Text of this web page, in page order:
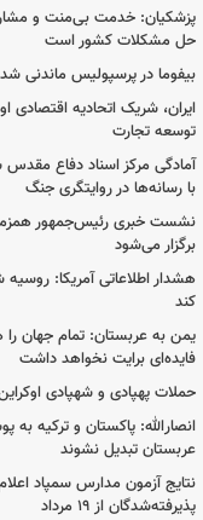
پزشکیان: خدمت بی‌منت و
حل مشکلات کشور است
بیفوما در پرسپولیس ماندنی شد
ایران، شریک اتحادیه اقتصادی
توسعه تجارت
آمادگی مرکز اسناد دفاع مقدس
با رسانه‌ها در روایتگری جنگ
نشست خبری رئیس‌جمهور
برگزار می‌شود
هشدار اطلاعاتی آمریکا: روسیه
کند
یمن به عربستان: تمام جهان
فایده‌ای برایت نخواهد داشت
حملات پهپادی و شهپادی
انصارالله: پاکستان و ترکیه به
عربستان تبدیل نشوند
نتایج آزمون مدارس سمپاد
پذیرفته‌شدگان از ۱۹ مرداد